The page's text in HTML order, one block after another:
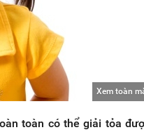
Xem toàn
toàn có thể giải tỏa